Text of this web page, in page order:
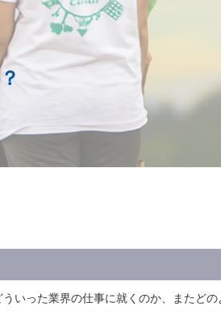
いった業界の仕事に就くのか、またど